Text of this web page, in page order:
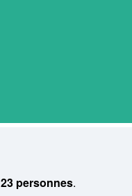
23 personnes.